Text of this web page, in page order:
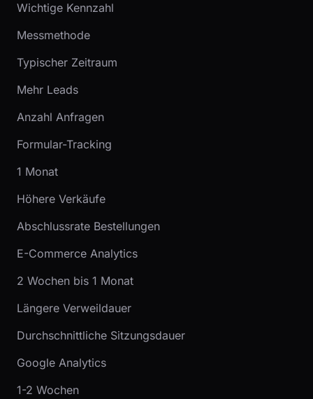
Wichtige Kennzahl
Messmethode
Typischer Zeitraum
Mehr Leads
Anzahl Anfragen
Formular-Tracking
1 Monat
Höhere Verkäufe
Abschlussrate Bestellungen
E-Commerce Analytics
2 Wochen bis 1 Monat
Längere Verweildauer
Durchschnittliche Sitzungsdauer
Google Analytics
1-2 Wochen